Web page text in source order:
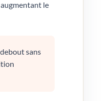
le
sans